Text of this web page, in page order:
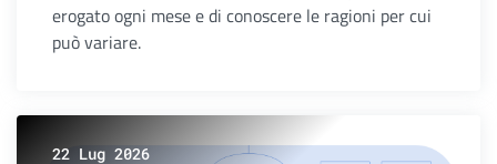
erogato ogni mese e di conoscere le ragioni per cui
può variare.
22 Lug 2026